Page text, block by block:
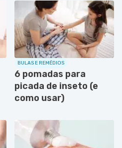
BULAS E REMÉDIOS
6 pomadas para
picada de inseto (e
como usar)